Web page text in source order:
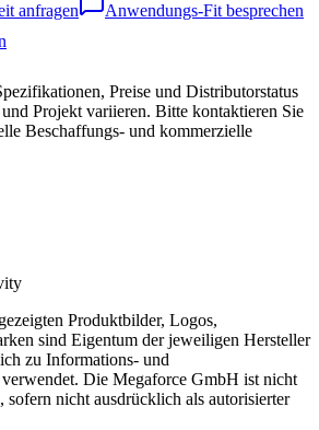
anfragen
Anwendungs-Fit besprechen
Preise und Distributorstatus
Projekt variieren. Bitte kontaktieren Sie
Beschaffungs- und kommerzielle
Produktbilder, Logos,
sind Eigentum der jeweiligen Hersteller
zu Informations- und
Die Megaforce GmbH ist nicht
nicht ausdrücklich als autorisierter